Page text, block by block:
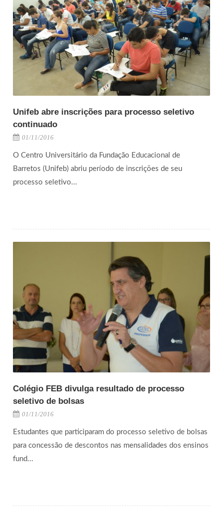
Unifeb abre inscrições para processo seletivo
continuado
01/11/2016
O Centro Universitário da Fundação Educacional de
Barretos (Unifeb) abriu período de inscrições de seu
processo seletivo...
Colégio FEB divulga resultado de processo
seletivo de bolsas
01/11/2016
Estudantes que participaram do processo seletivo de bolsas
para concessão de descontos nas mensalidades dos ensinos
fund...